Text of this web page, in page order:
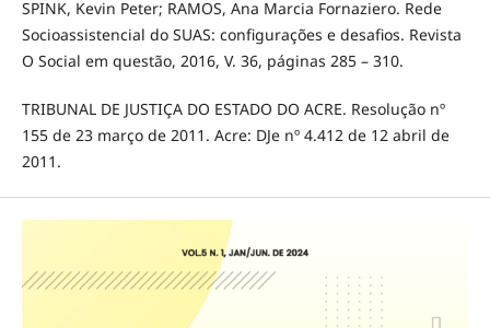
SPINK, Kevin Peter; RAMOS, Ana Marcia Fornaziero. Rede
Socioassistencial do SUAS: configurações e desafios. Revista
O Social em questão, 2016, V. 36, páginas 285 – 310.
TRIBUNAL DE JUSTIÇA DO ESTADO DO ACRE. Resolução nº
155 de 23 março de 2011. Acre: DJe nº 4.412 de 12 abril de
2011.